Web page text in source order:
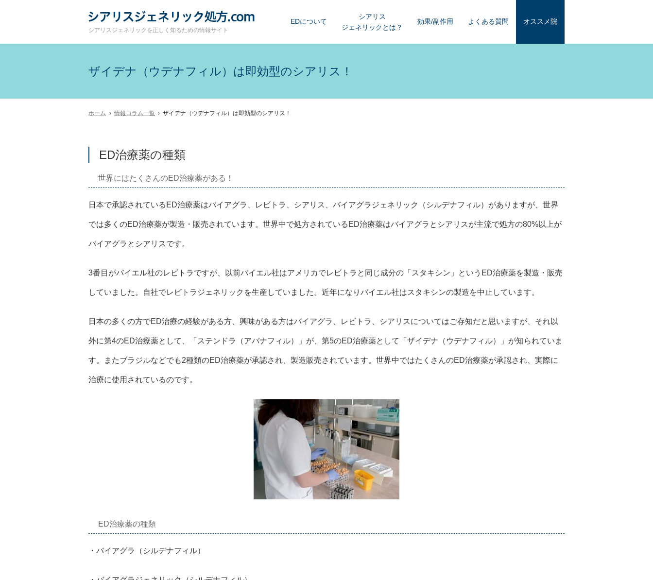
シアリスジェネリックを正しく知るための情報サイト
EDについて
シアリス
ジェネリックとは？
効果/副作用 よくある質問 オススメ院
ザイデナ（ウデナフィル）は即効型のシアリス！
ホーム › 情報コラム一覧 › ザイデナ（ウデナフィル）は即効型のシアリス！
ED治療薬の種類
世界にはたくさんのED治療薬がある！
日本で承認されているED治療薬はバイアグラ、レビトラ、シアリス、バイアグラジェネリック（シルデナフィル）がありますが、世界
では多くのED治療薬が製造・販売されています。世界中で処方されているED治療薬はバイアグラとシアリスが主流で処方の80%以上が
バイアグラとシアリスです。
3番目がバイエル社のレビトラですが、以前バイエル社はアメリカでレビトラと同じ成分の「スタキシン」というED治療薬を製造・販売
していました。自社でレビトラジェネリックを生産していました。近年になりバイエル社はスタキシンの製造を中止しています。
日本の多くの方でED治療の経験がある方、興味がある方はバイアグラ、レビトラ、シアリスについてはご存知だと思いますが、それ以
外に第4のED治療薬として、「ステンドラ（アバナフィル）」が、第5のED治療薬として「ザイデナ（ウデナフィル）」が知られていま
す。またブラジルなどでも2種類のED治療薬が承認され、製造販売されています。世界中ではたくさんのED治療薬が承認され、実際に
治療に使用されているのです。
ED治療薬の種類
・バイアグラ（シルデナフィル）